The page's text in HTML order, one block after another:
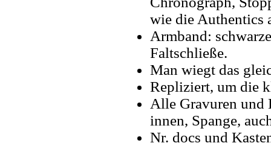
wie die Authentics
Armband:
Faltschließe.
Man wiegt das
Repliziert, um die
Alle Gravuren und
innen, Spange,
Nr. docs und